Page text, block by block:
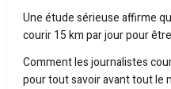
Une étude sérieuse affirme
courir 15 km par jour pour
Comment les journalistes
pour tout savoir avant tout le